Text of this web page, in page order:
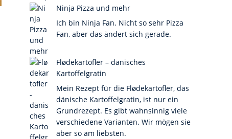
Ninja Pizza und mehr
Ich bin Ninja Fan. Nicht so sehr Pizza
Fan, aber das ändert sich gerade.
Flødekartofler – dänisches
Kartoffelgratin
Mein Rezept für die Flødekartofler, das
dänische Kartoffelgratin, ist nur ein
Grundrezept. Es gibt wahnsinnig viele
verschiedene Varianten. Wir mögen sie
aber so am liebsten.